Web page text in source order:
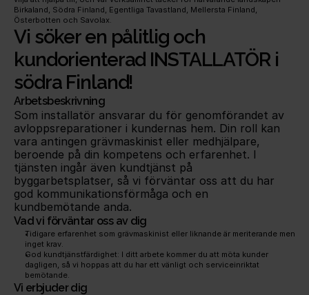
Birkaland, Södra Finland, Egentliga Tavastland, Mellersta Finland,
Österbotten och Savolax.
Vi söker en pålitlig och
kundorienterad INSTALLATÖR i
södra Finland!
Arbetsbeskrivning
Som installatör ansvarar du för genomförandet av
avloppsreparationer i kundernas hem. Din roll kan
vara antingen grävmaskinist eller medhjälpare,
beroende på din kompetens och erfarenhet. I
tjänsten ingår även kundtjänst på
byggarbetsplatser, så vi förväntar oss att du har
god kommunikationsförmåga och en
kundbemötande anda.
Vad vi förväntar oss av dig
Tidigare erfarenhet som grävmaskinist eller liknande är meriterande men
inget krav.
God kundtjänstfärdighet: I ditt arbete kommer du att möta kunder
dagligen, så vi hoppas att du har ett vänligt och serviceinriktat
bemötande.
Vi erbjuder dig